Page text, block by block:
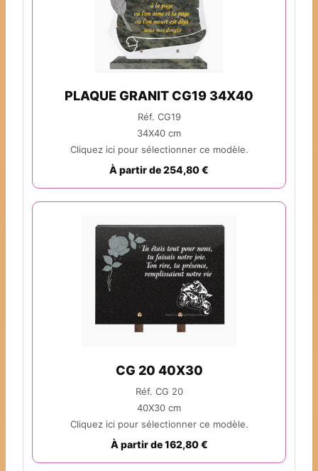
PLAQUE GRANIT CG19 34X40
Réf. CG19
34X40 cm
Cliquez ici pour sélectionner ce modèle.
À partir de 254,80 €
CG 20 40X30
Réf. CG 20
40X30 cm
Cliquez ici pour sélectionner ce modèle.
À partir de 162,80 €